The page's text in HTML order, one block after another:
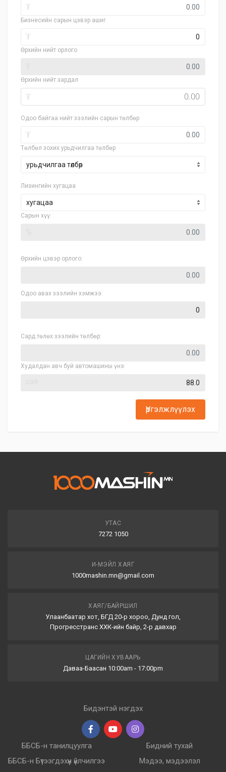
₮
Бизнесийн сарын цэвэр ашиг
₮
Өрхийн нийт орлого
Өрхийн нийт зардал
₮
Одоо байгаа нийт зээлийн сарын төлбөр
₮
Төлбөл зохих урьдчилгаа төлбөр
Лизингийн хугацаа
хугацаа
Сарын хүү:
Өрхийн цэвэр орлого:
Одоо авах зээлийн хэмжээ:
Сард төлөх зээлийн төлбөр:
Худалдан авч буй автомашины үнэ:
Үргэлжлүүлэх
УТАС
7272 1050
И-МЭЙЛ ХАЯГ
1000mashin.mn@gmail.com
ХАЯГ/БАЙРШИЛ
Улаанбаатар хот, БГД 20-р хороо, Дунд гол,
Прогресстранс ХХК-ийн байр, 2-р давхар
ЦАГИЙН ХУВААРЬ
Даваа-Баасан 10:00am - 17:00pm
Бидэнтэй нэгдэх
ББСБ-н танилцуулга
ББСБ-н Бүтээгдэхүүн үйлчилгээ
Бидний тухай
Мэдээ, мэдээлэл